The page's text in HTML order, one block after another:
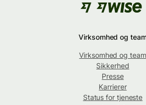
Virksomhed og
Virksomhed og team
Sikkerhed
Presse
Karrierer
Status for tjeneste